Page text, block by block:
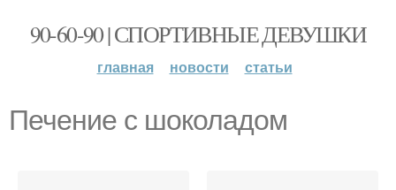
90-60-90 | СПОРТИВНЫЕ ДЕВУШКИ
главная новости статьи
Печение с шоколадом